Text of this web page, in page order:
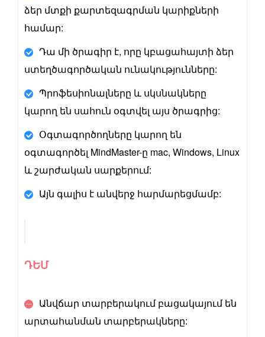
ձեր մտքի քարտեզագրման կարիքների
համար:
Դա մի ծրագիր է, որը կբացահայտի ձեր
ստեղծագործական ունակությունները:
Պրոֆեսիոնալները և սկսնակները
կարող են սահուն օգտվել այս ծրագրից:
Օգտագործողները կարող են
օգտագործել MindMaster-ը mac, Windows, Linux
և շարժական սարքերում:
Այն գալիս է անվերջ հարմարեցմամբ:
ԴԵՄ
Անվճար տարբերակում բացակայում են
արտահանման տարբերակները: